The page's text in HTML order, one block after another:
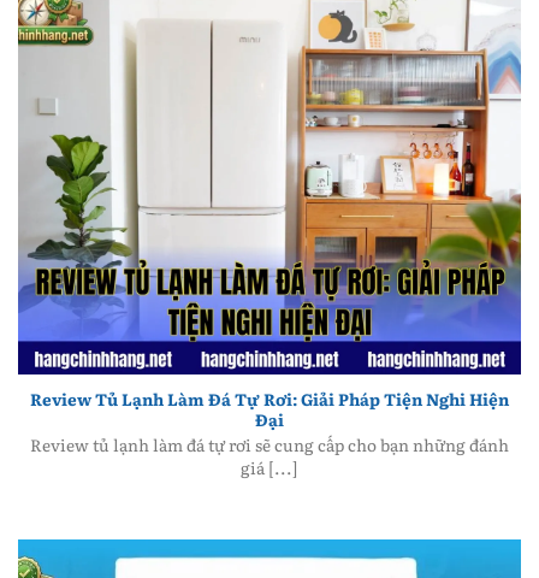
Review Tủ Lạnh Làm Đá Tự Rơi: Giải Pháp Tiện Nghi
Hiện Đại
Review Tủ Lạnh Làm Đá Tự Rơi: Giải Pháp Tiện Nghi Hiện
Đại
Review tủ lạnh làm đá tự rơi sẽ cung cấp cho bạn những đánh
giá [...]